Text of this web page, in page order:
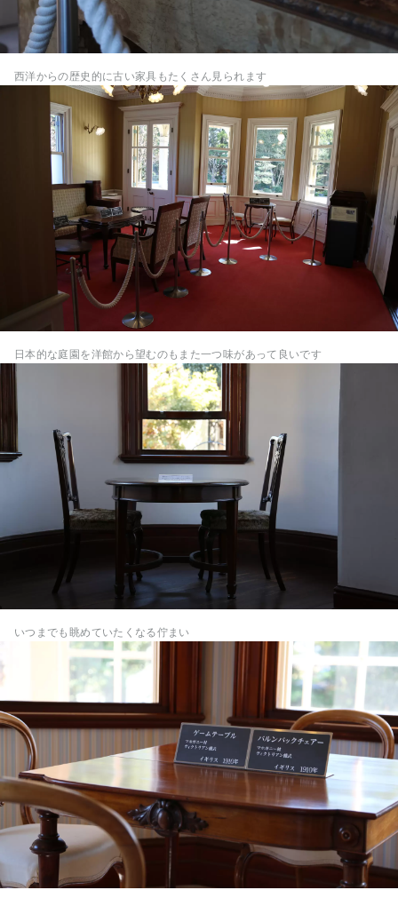
西洋からの歴史的に古い家具もたくさん見られます
日本的な庭園を洋館から望むのもまた一つ味があって良いです
いつまでも眺めていたくなる佇まい